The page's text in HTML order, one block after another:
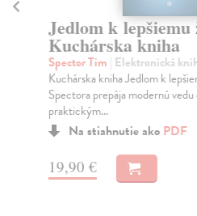
Jedlom k lepšiemu
Kuchárska kniha
Spector Tim | Elektronická
Kuchárska kniha Jedlom k
Spectora prepája modernú vedu
praktickým...
Na stiahnutie ako PDF
19,90 €